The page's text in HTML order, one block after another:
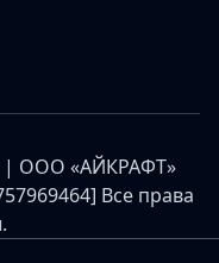
| ООО «АЙКРАФТ»
Все права